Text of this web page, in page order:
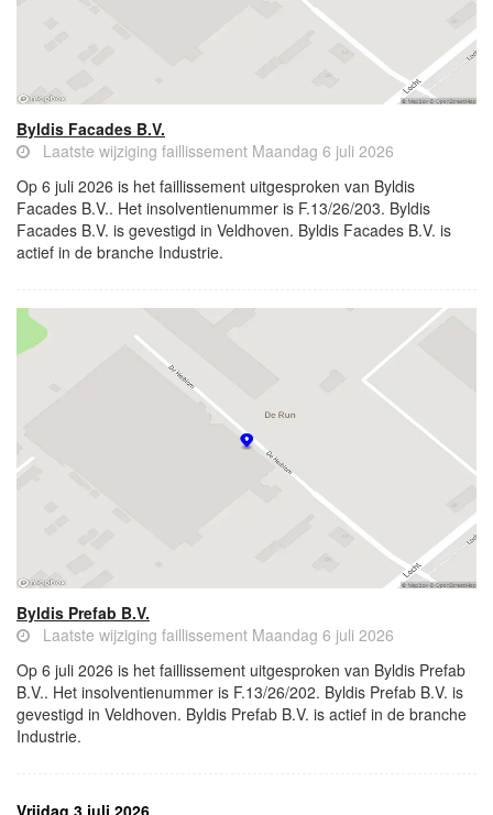
Byldis Facades B.V.
Laatste wijziging faillissement Maandag 6 juli 2026
Op 6 juli 2026 is het faillissement uitgesproken van Byldis
Facades B.V.. Het insolventienummer is F.13/26/203. Byldis
Facades B.V. is gevestigd in Veldhoven. Byldis Facades B.V. is
actief in de branche Industrie.
Byldis Prefab B.V.
Laatste wijziging faillissement Maandag 6 juli 2026
Op 6 juli 2026 is het faillissement uitgesproken van Byldis Prefab
B.V.. Het insolventienummer is F.13/26/202. Byldis Prefab B.V. is
gevestigd in Veldhoven. Byldis Prefab B.V. is actief in de branche
Industrie.